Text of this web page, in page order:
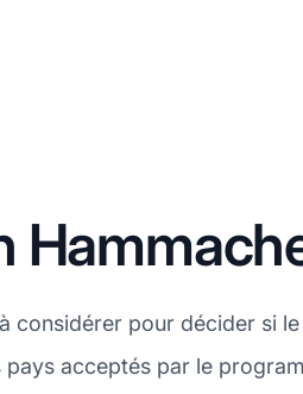
considérer pour décider si
acceptés par le